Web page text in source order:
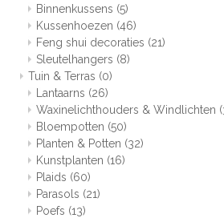
Binnenkussens (5)
Kussenhoezen (46)
Feng shui decoraties (21)
Sleutelhangers (8)
Tuin & Terras (0)
Lantaarns (26)
Waxinelichthouders & Windlichten
Bloempotten (50)
Planten & Potten (32)
Kunstplanten (16)
Plaids (60)
Parasols (21)
Poefs (13)